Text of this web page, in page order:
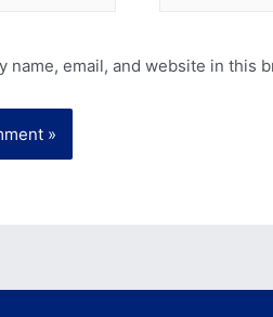
name, email, and website in this